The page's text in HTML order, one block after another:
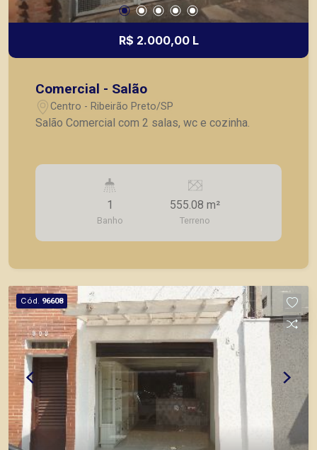
R$ 2.000,00 L
Comercial - Salão
Centro - Ribeirão Preto/SP
Salão Comercial com 2 salas, wc e cozinha.
1
Banho
555.08 m²
Terreno
Cód. 96608